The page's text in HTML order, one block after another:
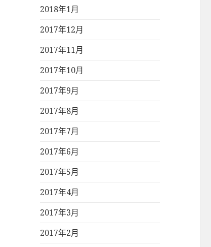
2018年1月
2017年12月
2017年11月
2017年10月
2017年9月
2017年8月
2017年7月
2017年6月
2017年5月
2017年4月
2017年3月
2017年2月